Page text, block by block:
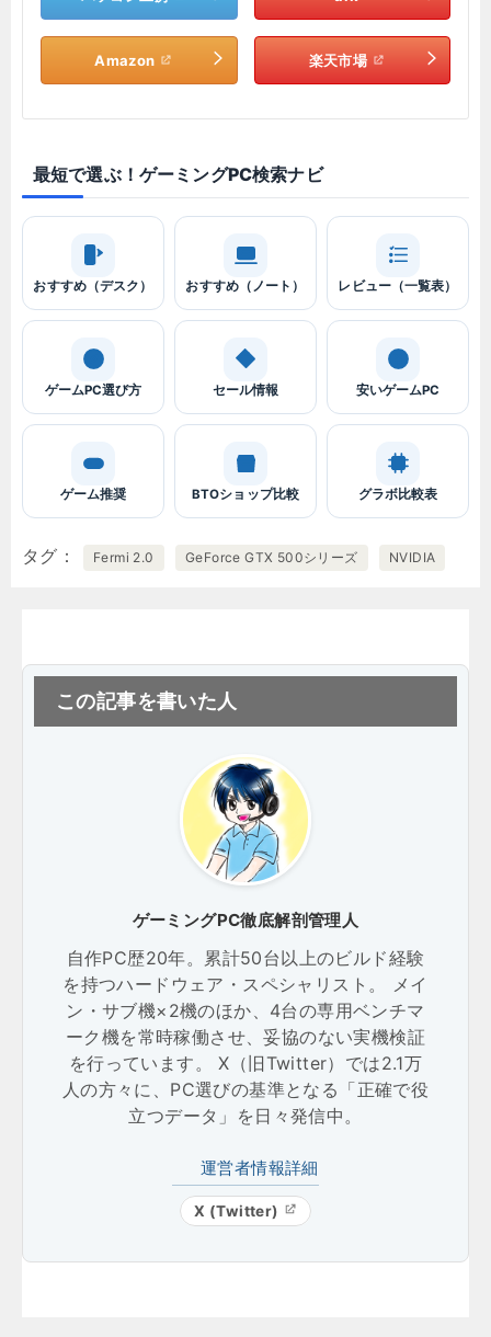
Amazon 楽天市場
最短で選ぶ！ゲーミングPC検索ナビ
おすすめ（デスク） おすすめ（ノート） レビュー（一覧表）
ゲームPC選び方 セール情報 安いゲームPC
ゲーム推奨 BTOショップ比較 グラボ比較表
タグ Fermi 2.0 GeForce GTX 500シリーズ NVIDIA
この記事を書いた人
ゲーミングPC徹底解剖管理人
自作PC歴20年。累計50台以上のビルド経験
を持つハードウェア・スペシャリスト。 メイ
ン・サブ機×2機のほか、4台の専用ベンチマ
ーク機を常時稼働させ、妥協のない実機検証
を行っています。 X（旧Twitter）では2.1万
人の方々に、PC選びの基準となる「正確で役
立つデータ」を日々発信中。
運営者情報詳細
X (Twitter)